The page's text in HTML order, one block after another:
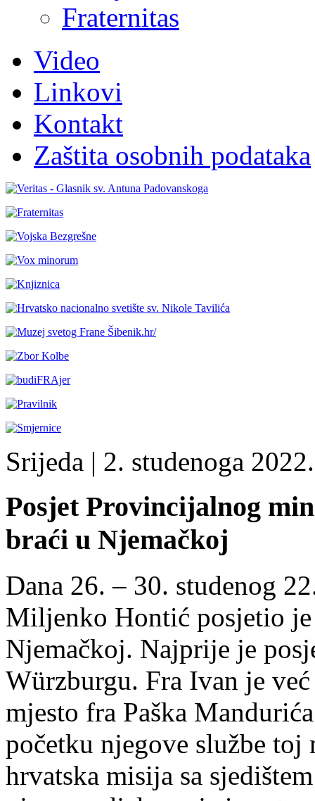
Fraternitas
Video
Linkovi
Kontakt
Zaštita osobnih podataka
Srijeda | 2. studenoga
Posjet Provincijalnog
braći u Njemačkoj
Dana 26. – 30. studenog
Miljenko Hontić posjetio je
Njemačkoj. Najprije je
Würzburgu. Fra Ivan je
mjesto fra Paška
početku njegove službe
hrvatska misija sa